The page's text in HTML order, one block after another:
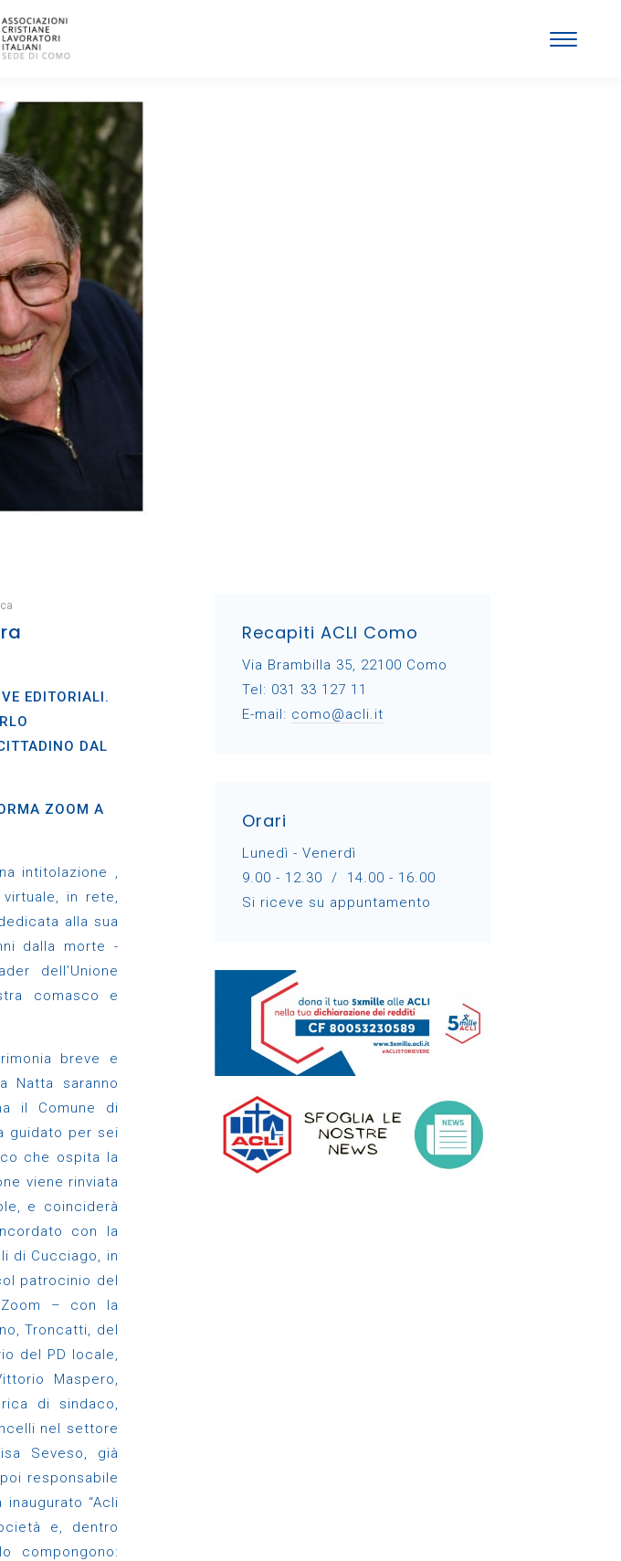
EDITORIALI.
DAL
ZOOM A
intitolazione ,
in rete,
alla sua
dalla morte -
dell’Unione
comasco e
breve e
Natta saranno
il Comune di
guidato per sei
che ospita la
viene rinviata
e coinciderà
con la
di Cucciago, in
patrocinio del
– con la
Troncatti, del
del PD locale,
Maspero,
di sindaco,
nel settore
Seveso, già
responsabile
“Acli
e, dentro
compongono:
Recapiti ACLI Como
Via Brambilla 35, 22100 Como
Tel: 031 33 127 11
E-mail: como@acli.it
Orari
Lunedì - Venerdì
9.00 - 12.30 / 14.00 - 16.00
Si riceve su appuntamento